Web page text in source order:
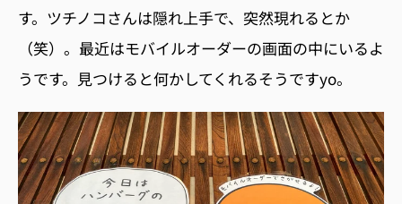
す。ツチノコさんは隠れ上手で、突然現れるとか
（笑）。最近はモバイルオーダーの画面の中にいるよ
うです。 見つけると何かしてくれるそうですyo。